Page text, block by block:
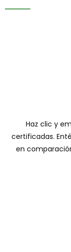
Haz clic y
certificadas.
en